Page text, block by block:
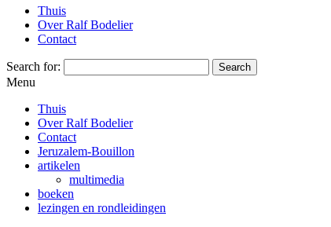
Thuis
Over Ralf Bodelier
Contact
Search for:
Menu
Thuis
Over Ralf Bodelier
Contact
Jeruzalem-Bouillon
artikelen
multimedia
boeken
lezingen en rondleidingen